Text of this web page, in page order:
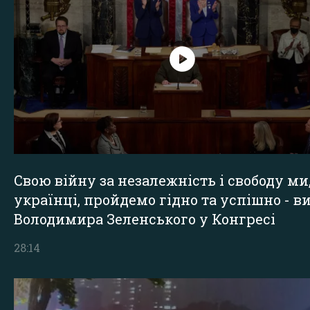
Свою війну за незалежність і свободу
українці, пройдемо гідно та успішно -
Володимира Зеленського у Конгресі
28:14